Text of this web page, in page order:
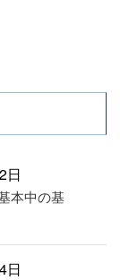
日
本中の基
日